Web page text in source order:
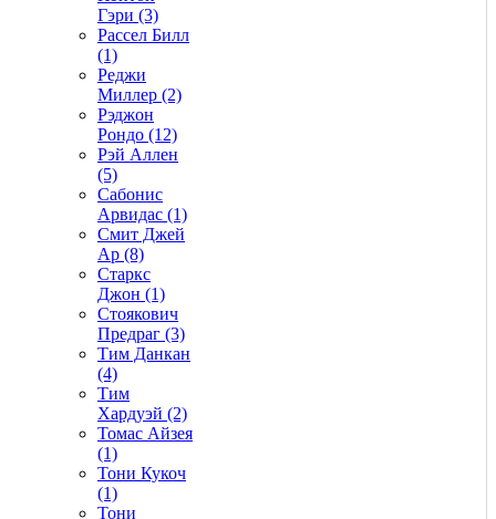
Гэри (3)
Рассел Билл
(1)
Реджи
Миллер (2)
Рэджон
Рондо (12)
Рэй Аллен
(5)
Сабонис
Арвидас (1)
Смит Джей
Ар (8)
Старкс
Джон (1)
Стоякович
Предраг (3)
Тим Данкан
(4)
Тим
Хардуэй (2)
Томас Айзея
(1)
Тони Кукоч
(1)
Тони